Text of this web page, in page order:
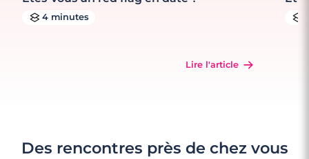
4 minutes
Lire l'article
Des rencontres près de chez vous